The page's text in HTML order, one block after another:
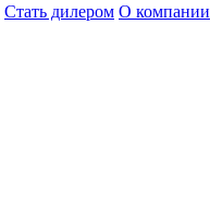
Стать дилером О компании